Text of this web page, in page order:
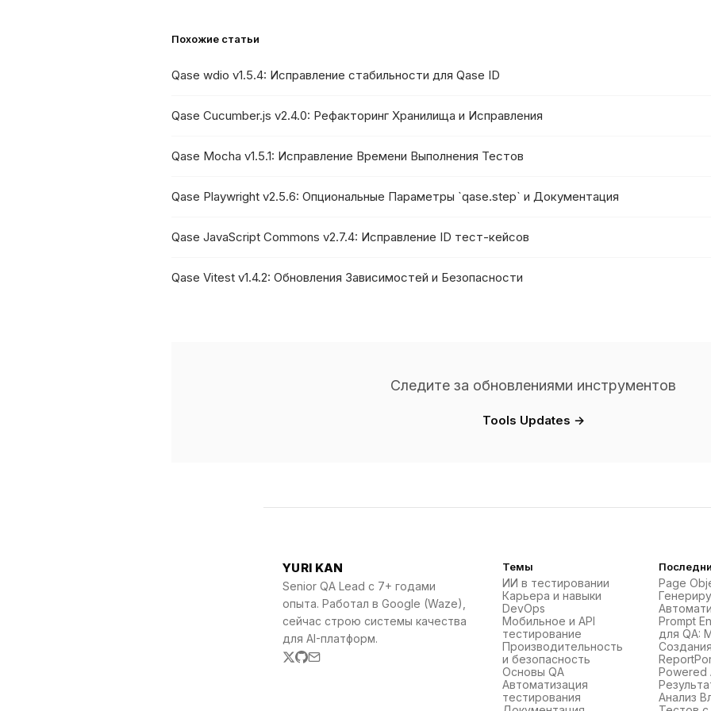
Похожие статьи
Qase wdio v1.5.4: Исправление стабильности для Qase ID
Qase Cucumber.js v2.4.0: Рефакторинг Хранилища и Исправления
Qase Mocha v1.5.1: Исправление Времени Выполнения Тестов
Qase Playwright v2.5.6: Опциональные Параметры `qase.step` и Документация
Qase JavaScript Commons v2.7.4: Исправление ID тест-кейсов
Qase Vitest v1.4.2: Обновления Зависимостей и Безопасности
Следите за обновлениями инструментов
Tools Updates →
YURI KAN
Senior QA Lead с 7+ годами
опыта. Работал в Google (Waze),
сейчас строю системы качества
для AI-платформ.
Темы
ИИ в тестировании
Карьера и навыки
DevOps
Мобильное и API
тестирование
Производительность
и безопасность
Основы QA
Автоматизация
тестирования
Page
Prompt
для QA:
Powered
Анализ